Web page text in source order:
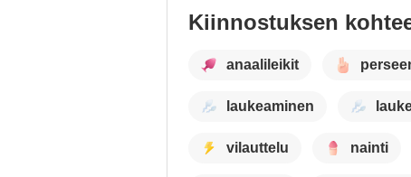
Kiinnostuksen
anaalileikit
laukeaminen
vilauttelu nainti